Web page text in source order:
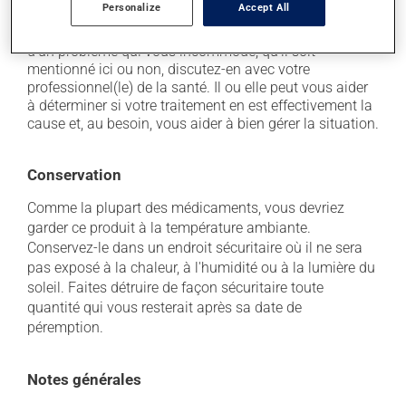
Chaque personne peut réagir différemment à un
traitement. Si vous croyez que ce produit est la cause
d'un problème qui vous incommode, qu'il soit
mentionné ici ou non, discutez-en avec votre
professionnel(le) de la santé. Il ou elle peut vous aider
à déterminer si votre traitement en est effectivement la
cause et, au besoin, vous aider à bien gérer la situation.
Conservation
Comme la plupart des médicaments, vous devriez
garder ce produit à la température ambiante.
Conservez-le dans un endroit sécuritaire où il ne sera
pas exposé à la chaleur, à l'humidité ou à la lumière du
soleil. Faites détruire de façon sécuritaire toute
quantité qui vous resterait après sa date de
péremption.
Notes générales
Personalize Accept All